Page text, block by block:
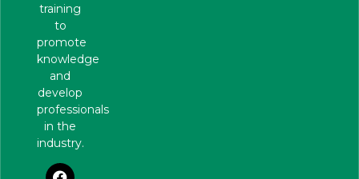
training
to
promote
knowledge
and
develop
professionals
in the
industry.